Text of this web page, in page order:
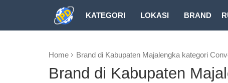
KATEGORI LOKASI BRAND
Home
Brand di Kabupaten Majalengka kategori
Brand di Kabupaten